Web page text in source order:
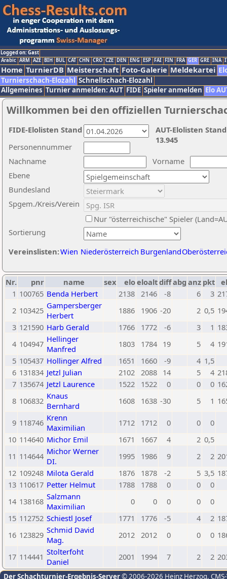
Logged on: Gast
Arabic ARM AZE BIH BUL CAT CHN CRO CZE DEN ENG ESP FAI FIN FRA GER GRE INA
Home TurnierDB Meisterschaft Foto-Galerie Meldekartei
Turnierschach-Elozahl Schnellschach-Elozahl
Allgemeines Turnier anmelden: AUT FIDE Spieler anmelden Elo
Willkommen bei den offiziellen
Nachname
Vorname
Ebene
Sortierung
Personennummer
Bundesland
Spgem./Kreis/Verein
Nur "österreichische" Spieler
Vereinslisten:Wien Niederösterreich Burgenland
AUT-Elolisten
13.945
FIDE-Elolisten Stand
Nr. pnr name sex eloeloaltdiffabg anz pkt
1 100765 Benda Herbert 2138 2146 -8 6 3
2 103425 Gampersberger
Herbert
1886 1906 -20 2 0,5
3 121590 Harb Gerald 1766 1772 -6 3 1
4 104947 Hellinger
Manfred
1803 1784 19 5 4
5 105437 Hollinger Alfred 1651 1660 -9 4 1,5
6 131834 Jetzl Julian 2102 2088 14 5 4
7 135674 Jetzl Laurence 1522 1522 0 0 0
8 106832 Knaus
Bernhard
1608 1638 -30 5 1
9 118746 Krenn
Maximilian
1712 1712 0 0
0
10 114640 Michor Emil 1671 1667 4 2 0,5
11 114644 Michor Werner
DI.
1995 1986 9 2 2
12 109248 Milota Gerald 1876 1878 -2 5 3,5
13 110617 Petter Helmut 1788 1788 0 0
0
14 138168 Salzmann
Maximilian
0 0 0 0
0
15 112752 Schiestl Josef 1771 1776 -5 4 2
16 123829 Schmid David
Mag.
2012 2012 0 0 0
17 114441 Stolterfoht
Daniel
2001 1994 7 2 2
Der Schachturnier-Ergebnis-Server© 2006-2026 Heinz Herzog,